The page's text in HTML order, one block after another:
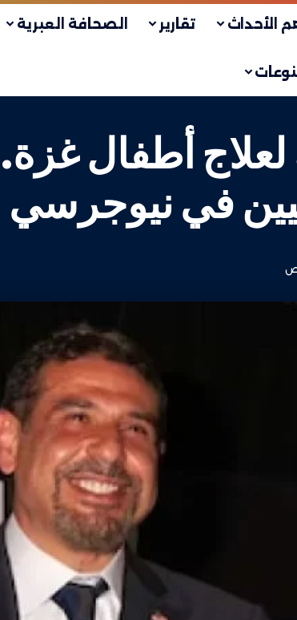
الأحداث تقارير الصحافة العبرية
أطفال
في نيوجرسي